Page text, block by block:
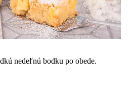
nedeľnú bodku po obede.